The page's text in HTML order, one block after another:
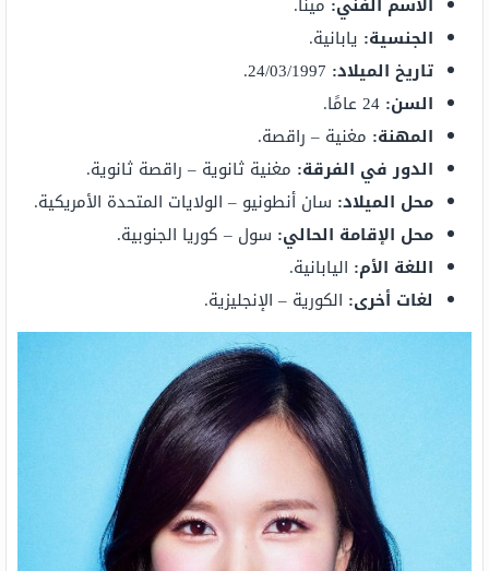
الجنسية: يابانية.
تاريخ الميلاد:
السن: 24 عامًا.
المهنة: مغنية – راقصة.
الدور في الفرقة: مغنية ثانوية – راقصة ثانوية.
محل الميلاد: سان أنطونيو – الولايات المتحدة الأمريكية.
محل الإقامة الحالي: سول – كوريا الجنوبية.
اللغة الأم: اليابانية.
لغات أخرى: الكورية – الإنجليزية.